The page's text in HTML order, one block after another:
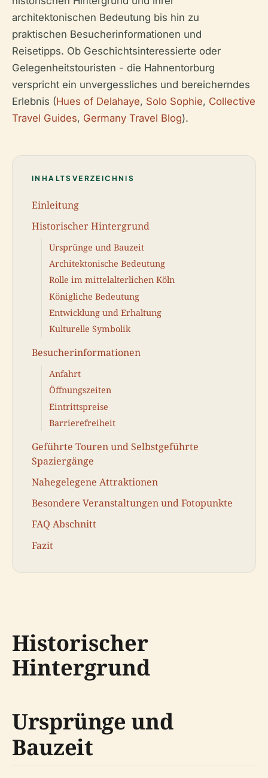
architektonischen Bedeutung bis hin zu
praktischen Besucherinformationen und
Reisetipps. Ob Geschichtsinteressierte oder
Gelegenheitstouristen - die Hahnentorburg
verspricht ein unvergessliches und bereicherndes
Erlebnis (Hues of Delahaye, Solo Sophie, Collective
Travel Guides, Germany Travel Blog).
INHALTSVERZEICHNIS
Einleitung
Historischer Hintergrund
Ursprünge und Bauzeit
Architektonische Bedeutung
Rolle im mittelalterlichen Köln
Königliche Bedeutung
Entwicklung und Erhaltung
Kulturelle Symbolik
Besucherinformationen
Anfahrt
Öffnungszeiten
Eintrittspreise
Barrierefreiheit
Geführte Touren und Selbstgeführte
Spaziergänge
Nahegelegene Attraktionen
Besondere Veranstaltungen und Fotopunkte
FAQ Abschnitt
Fazit
Historischer
Hintergrund
Ursprünge und
Bauzeit